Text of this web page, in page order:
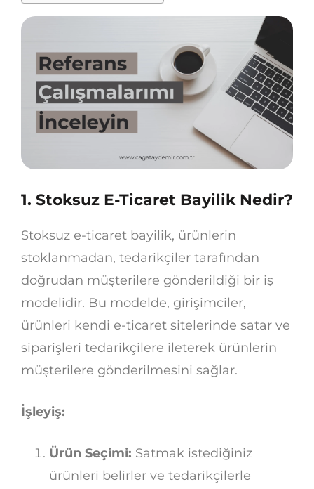
1. Stoksuz E-Ticaret Bayilik Nedir?
Stoksuz e-ticaret bayilik, ürünlerin
stoklanmadan, tedarikçiler tarafından
doğrudan müşterilere gönderildiği bir iş
modelidir. Bu modelde, girişimciler,
ürünleri kendi e-ticaret sitelerinde satar ve
siparişleri tedarikçilere ileterek ürünlerin
müşterilere gönderilmesini sağlar.
İşleyiş:
Ürün Seçimi: Satmak istediğiniz
ürünleri belirler ve tedarikçilerle